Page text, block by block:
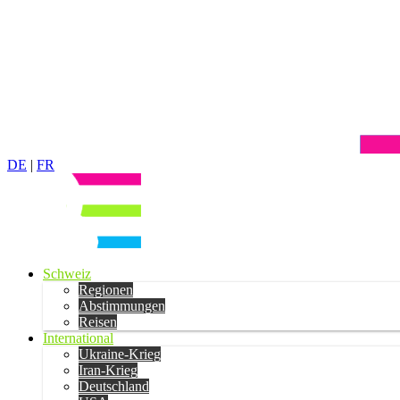
DE | FR
Schweiz
Regionen
Abstimmungen
Reisen
International
Ukraine-Krieg
Iran-Krieg
Deutschland